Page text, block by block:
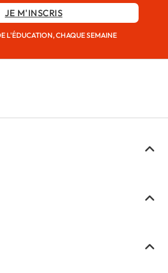
JE M'INSCRIS
L'ÉDUCATION, CHAQUE SEMAINE